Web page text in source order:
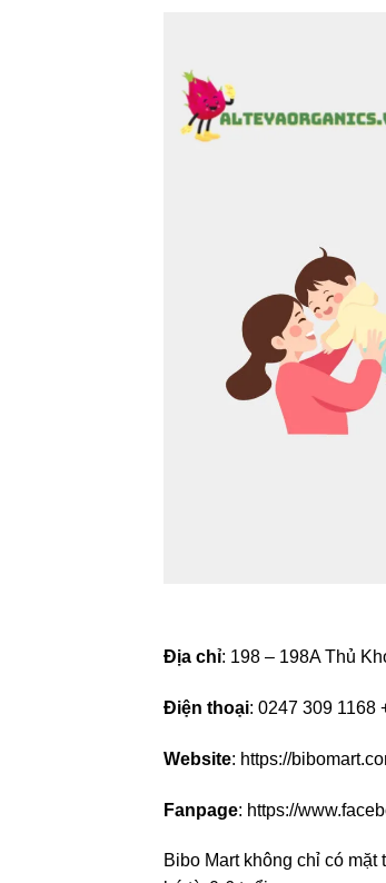
Địa chỉ: 198 – 198A Thủ
Điện thoại: 0247 309 1168
Website: https://
Fanpage: https://
Bibo Mart không chỉ có